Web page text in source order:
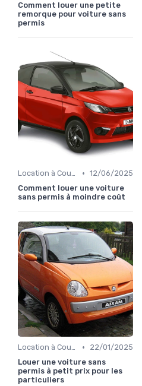
Comment louer une petite
remorque pour voiture sans
permis
Location à Court Terme • 12/06/2025
Comment louer une voiture
sans permis à moindre coût
Location à Court Terme •
22/01/2025
Louer une voiture sans
permis à petit prix pour les
particuliers